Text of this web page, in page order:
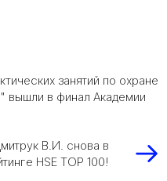
занятий по охране
в финал Академии
В.И. снова в
HSE TOP 100!